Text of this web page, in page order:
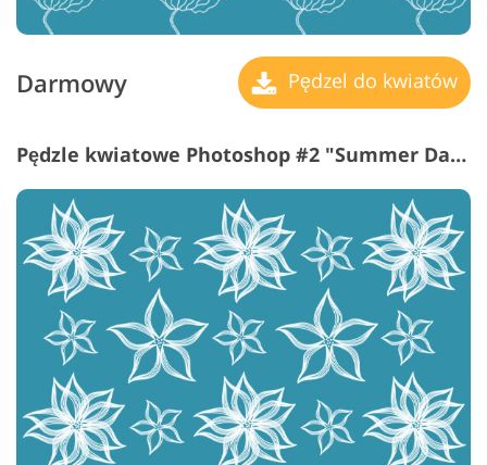
Darmowy Pędzel do kwiatów
Pędzle kwiatowe Photoshop #2 "Summer Days"